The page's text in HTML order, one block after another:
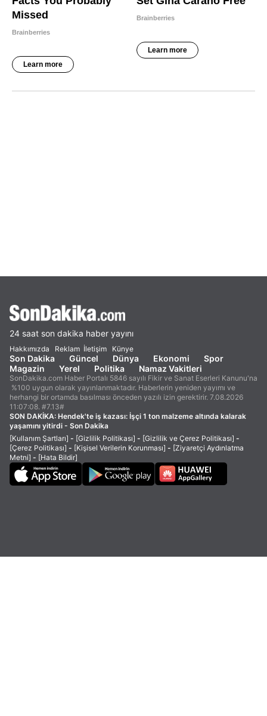
24 saat son dakika haber yayını
Hakkımızda Reklam İletişim Künye
Son Dakika Güncel Dünya Ekonomi
Spor
Magazin
Yerel Politika Namaz Vakitleri
SonDakika.com Haber Portalı 5846 sayılı Fikir ve Sanat Eserleri Kanunu'na
%100 uygun olarak yayınlanmaktadır. Haberlerin yeniden yayımı ve
herhangi bir ortamda basılması önceden yazılı izin gerektirir. 7.08.2026
11:07:08. #7.13#
SON DAKİKA: Hendek'te iş kazası: İşçi 1 ton malzeme altında kalarak
yaşamını yitirdi - Son Dakika
[Kullanım Şartları] - [Gizlilik Politikası] - [Gizlilik ve Çerez Politikası] -
[Çerez Politikası] - [Kişisel Verilerin Korunması] - [Ziyaretçi Aydınlatma
Metni] - [Hata Bildir]